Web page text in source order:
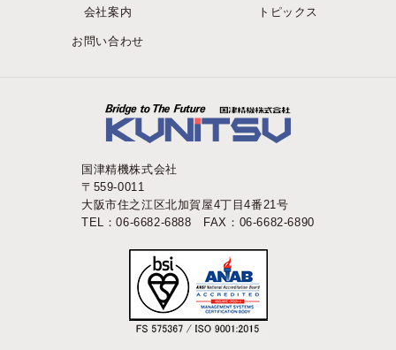
会社案内 トピックス
お問い合わせ
国津精機株式会社
〒559-0011
大阪市住之江区北加賀屋4丁目4番21号
TEL：06-6682-6888 FAX：06-6682-6890